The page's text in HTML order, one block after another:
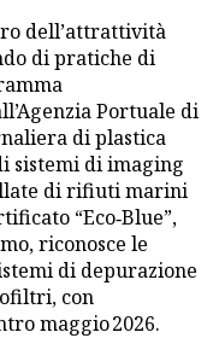
dell’attrattività
di pratiche di
Portuale di
di plastica
sistemi di imaging
di rifiuti marini
“Eco‑Blue”,
riconosce le
di depurazione
con
maggio 2026.